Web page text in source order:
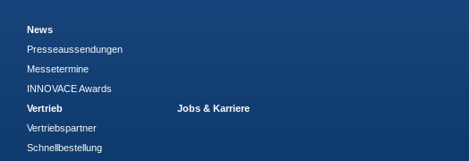
News
Presseaussendungen
Messetermine
INNOVACE Awards
Vertrieb
Vertriebspartner
Schnellbestellung
Jobs & Karriere